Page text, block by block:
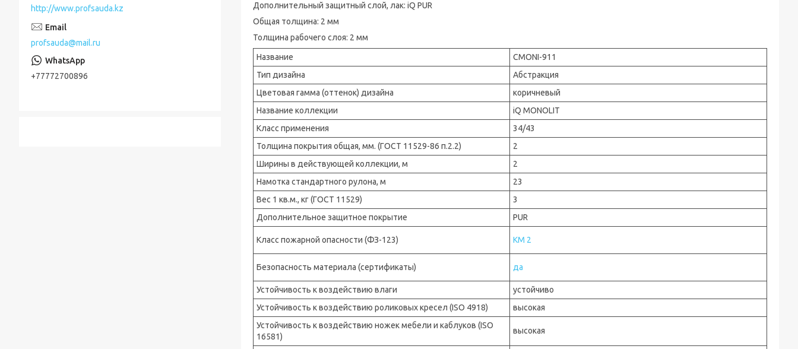
Дополнительный защитный слой, лак: iQ PUR
Общая толщина: 2 мм
Толщина рабочего слоя: 2 мм
Название
CMONI-911
Тип дизайна
Абстракция
Цветовая гамма (оттенок) дизайна
коричневый
Название коллекции
iQ MONOLIT
Класс применения
34/43
Толщина покрытия общая, мм. (ГОСТ 11529-86 п.2.2)
2
Ширины в действующей коллекции, м
2
Намотка стандартного рулона, м
23
Вес 1 кв.м., кг (ГОСТ 11529)
3
Дополнительное защитное покрытие
PUR
Класс пожарной опасности (ФЗ-123) КМ 2
Безопасность материала (сертификаты) да
Устойчивость к воздействию влаги
устойчиво
Устойчивость к воздействию роликовых кресел (ISO 4918)
высокая
Устойчивость к воздействию ножек мебели и каблуков (ISO
16581)
высокая
http://www.profsauda.kz
profsauda@mail.ru
+77772700896